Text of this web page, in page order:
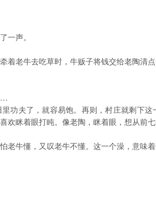
一声。
老牛去吃草时，牛贩子将钱交给老陶清点
夫了，就容易饱。再则，村庄就剩下这
欢眯着眼打盹。像老陶，眯着眼，想从前七
牛懂，又叹老牛不懂。这一个澡，意味着